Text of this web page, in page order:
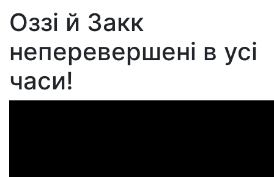
Оззі й Закк
неперевершені в усі
часи!